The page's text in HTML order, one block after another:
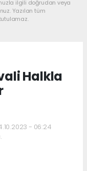
ilgili doğrudan veya
Yazılan tüm
Halkla
- 06:24